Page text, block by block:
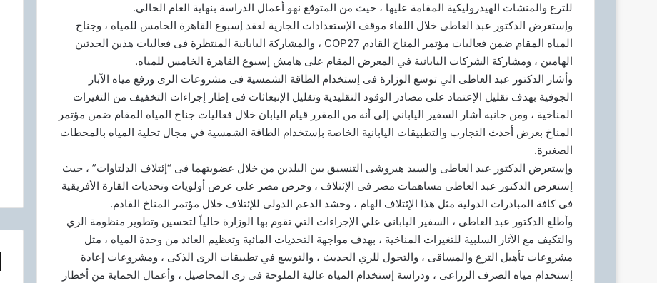
للترع والمنشات الهيدروليكية المقامة عليها ، حيث من المتوقع نهو أعمال الدراسة بنهاية العام الحالي.
وإستعرض الدكتور عبد العاطى خلال اللقاء موقف الإستعدادات الجارية لعقد إسبوع القاهرة الخامس للمياه ، وجناح
المياه المقام ضمن فعاليات مؤتمر المناخ القادم COP27 ، والمشاركة اليابانية المنتظرة فى فعاليات هذين الحدثين
الهامين ، ومشاركة الشركات اليابانية في المعرض المقام على هامش إسبوع القاهرة الخامس للمياه.
وأشار الدكتور عبد العاطى الي توسع الوزارة فى إستخدام الطاقة الشمسية فى مشروعات الرى ورفع مياه الآبار
الجوفية بهدف تقليل الإعتماد على مصادر الوقود التقليدية وتقليل الإنبعاثات فى إطار إجراءات التخفيف من التغيرات
المناخية ، ومن جانبه أشار السفير الياباني إلى أنه من المقرر قيام اليابان خلال فعاليات جناح المياه المقام ضمن مؤتمر
المناخ بعرض أحدث التجارب والتطبيقات اليابانية الخاصة بإستخدام الطاقة الشمسية في مجال تحلية المياه بالمحطات
الصغيرة.
وإستعرض الدكتور عبد العاطى والسيد هيروشى التنسيق بين البلدين من خلال عضويتهما فى “إئتلاف الدلتاوات” ، حيث
إستعرض الدكتور عبد العاطى مساهمات مصر فى الإئتلاف ، وحرص مصر على عرض أولويات وتحديات القارة الأفريقية
فى كافة المبادرات الدولية مثل هذا الإئتلاف الهام ، وحشد الدعم الدولى للإئتلاف خلال مؤتمر المناخ القادم.
وأطلع الدكتور عبد العاطى ، السفير اليابانى علي الإجراءات التي تقوم بها الوزارة حالياً لتحسين وتطوير منظومة الري
والتكيف مع الآثار السلبية للتغيرات المناخية ، بهدف مواجهة التحديات المائية وتعظيم العائد من وحدة المياه ، مثل
مشروعات تأهيل الترع والمساقى ، والتحول للري الحديث ، والتوسع في تطبيقات الرى الذكى ، ومشروعات إعادة
إستخدام مياه الصرف الزراعى ، ودراسة إستخدام المياه عالية الملوحة فى رى المحاصيل ، وأعمال الحماية من أخطار